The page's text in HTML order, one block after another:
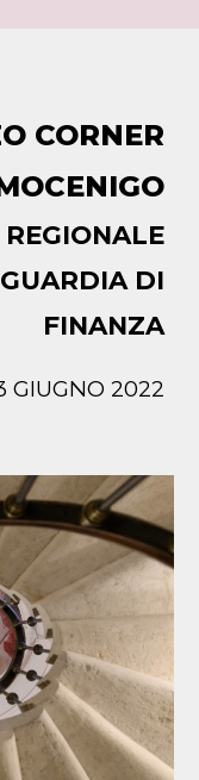
CORNER
DI
FINANZA
GIUGNO 2022